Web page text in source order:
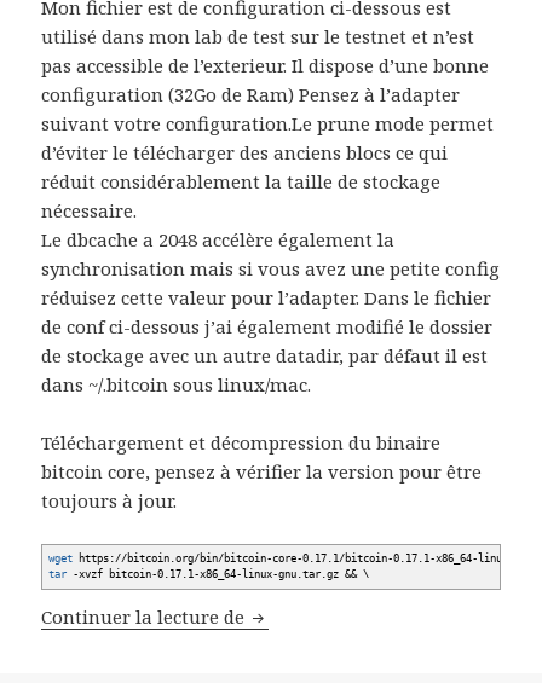
Mon fichier est de configuration ci-dessous est
utilisé dans mon lab de test sur le testnet et n’est
pas accessible de l’exterieur. Il dispose d’une bonne
configuration (32Go de Ram) Pensez à l’adapter
suivant votre configuration.Le prune mode permet
d’éviter le télécharger des anciens blocs ce qui
réduit considérablement la taille de stockage
nécessaire.
Le dbcache a 2048 accélère également la
synchronisation mais si vous avez une petite config
réduisez cette valeur pour l’adapter. Dans le fichier
de conf ci-dessous j’ai également modifié le dossier
de stockage avec un autre datadir, par défaut il est
dans ~/.bitcoin sous linux/mac.
Téléchargement et décompression du binaire
bitcoin core, pensez à vérifier la version pour être
toujours à jour.
wget https://bitcoin.org/bin/bitcoin-core-0.17.1/bitcoin-0.17.1-x86_64-linux-
tar -xvzf bitcoin-0.17.1-x86_64-linux-gnu.tar.gz&&\
Continuer la lecture de Déploiement d’un Full Node